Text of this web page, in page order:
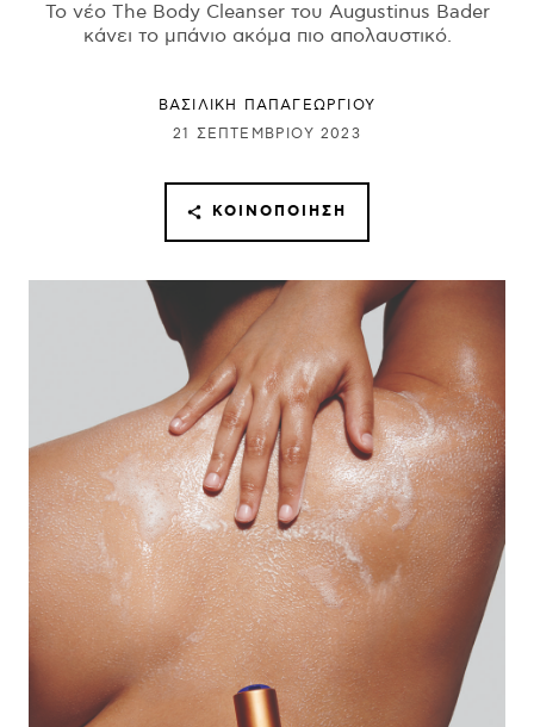
Το νέο The Body Cleanser του Augustinus Bader
κάνει το μπάνιο ακόμα πιο απολαυστικό.
ΒΑΣΙΛΙΚΗ ΠΑΠΑΓΕΩΡΓΙΟΥ
21 ΣΕΠΤΕΜΒΡΊΟΥ 2023
ΚΟΙΝΟΠΟΊΗΣΗ